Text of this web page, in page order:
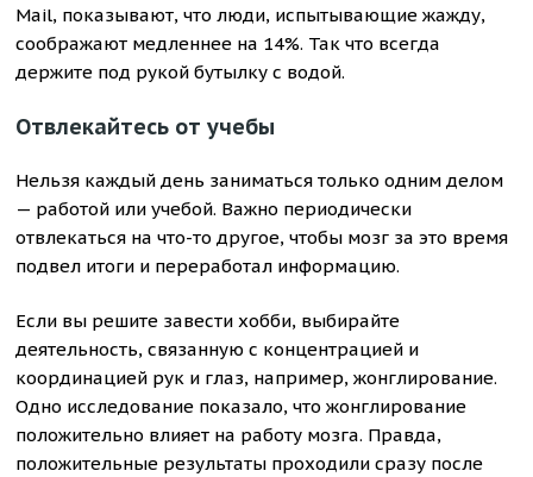
Mail, показывают, что люди, испытывающие жажду,
соображают медленнее на 14%. Так что всегда
держите под рукой бутылку с водой.
Отвлекайтесь от учебы
Нельзя каждый день заниматься только одним делом
— работой или учебой. Важно периодически
отвлекаться на что-то другое, чтобы мозг за это время
подвел итоги и переработал информацию.
Если вы решите завести хобби, выбирайте
деятельность, связанную с концентрацией и
координацией рук и глаз, например, жонглирование.
Одно исследование показало, что жонглирование
положительно влияет на работу мозга. Правда,
положительные результаты проходили сразу после